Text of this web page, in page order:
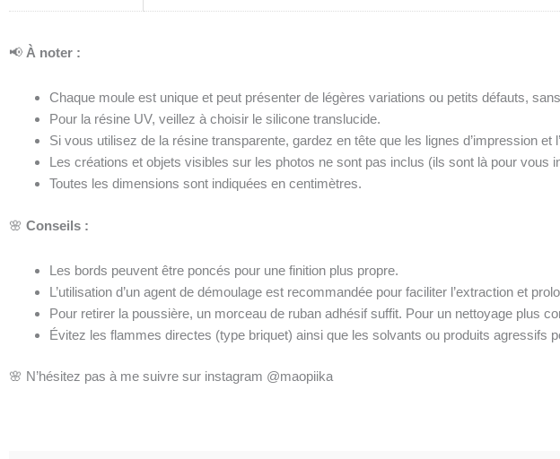
📢 À noter :
Chaque moule est unique et peut présenter de légères variations ou petits défauts,
Pour la résine UV, veillez à choisir le silicone translucide.
Si vous utilisez de la résine transparente, gardez en tête que les lignes d’impression
Les créations et objets visibles sur les photos ne sont pas inclus (ils sont là pour vous
Toutes les dimensions sont indiquées en centimètres.
🌸 Conseils :
Les bords peuvent être poncés pour une finition plus propre.
L’utilisation d’un agent de démoulage est recommandée pour faciliter l’extraction et
Pour retirer la poussière, un morceau de ruban adhésif suffit. Pour un nettoyage plus
Évitez les flammes directes (type briquet) ainsi que les solvants ou produits agressifs
🌸 N’hésitez pas à me suivre sur instagram @maopiika